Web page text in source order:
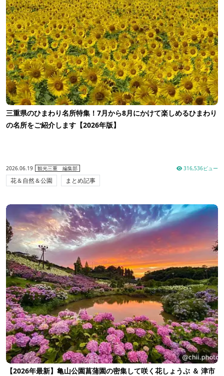
三重県のひまわり名所特集！7月から8月にかけて楽しめるひまわり
の名所をご紹介します【2026年版】
2026.06.19 観光三重 編集部 316,536ビュー
花＆自然＆公園 まとめ記事
【2026年最新】亀山公園菖蒲園の密集して咲く花しょうぶ ＆ 津市